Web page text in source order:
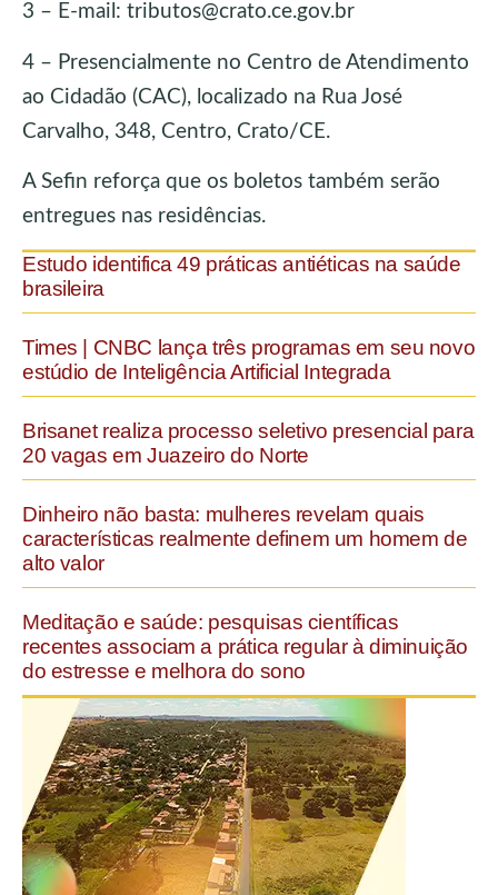
3 – E-mail: tributos@crato.ce.gov.br
4 – Presencialmente no Centro de Atendimento
ao Cidadão (CAC), localizado na Rua José
Carvalho, 348, Centro, Crato/CE.
A Sefin reforça que os boletos também serão
entregues nas residências.
Estudo identifica 49 práticas antiéticas na saúde
brasileira
Times | CNBC lança três programas em seu novo
estúdio de Inteligência Artificial Integrada
Brisanet realiza processo seletivo presencial para
20 vagas em Juazeiro do Norte
Dinheiro não basta: mulheres revelam quais
características realmente definem um homem de
alto valor
Meditação e saúde: pesquisas científicas
recentes associam a prática regular à diminuição
do estresse e melhora do sono